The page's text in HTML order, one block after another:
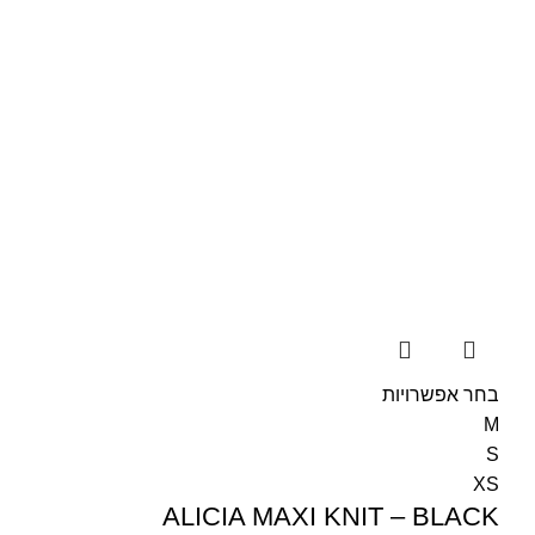
בחר אפשרויות
M
S
XS
ALICIA MAXI KNIT – BLACK